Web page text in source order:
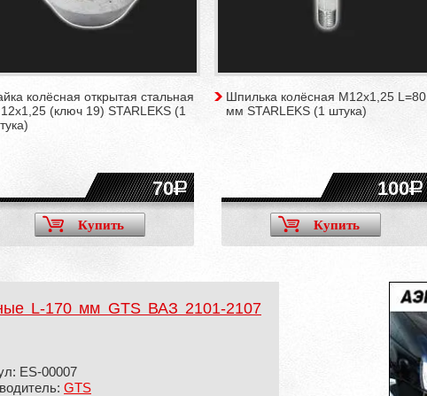
колёсная открытая стальная
(ключ 19) STARLEKS (1
70
Купить
Шпилька колёсная M12х1,25 L=80
мм STARLEKS (1 штука)
100
Купить
L-170 мм GTS ВАЗ 2101-2107
ES-00007
GTS